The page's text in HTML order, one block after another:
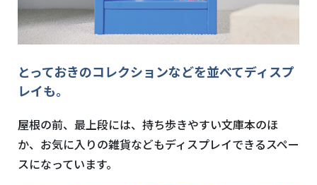
とっておきのコレクションなどを並べてディスプ
レイも。
屋根の前、最上段には、持ち歩きやすい文庫本のほ
か、お気に入りの雑貨などもディスプレイできるスペー
スになっています。